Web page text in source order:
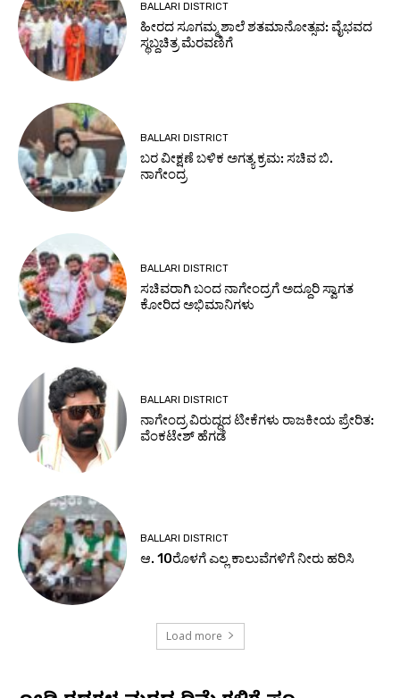
BALLARI DISTRICT
ಹೀರದ ಸೂಗಮ್ಮ ಶಾಲೆ ಶತಮಾನೋತ್ಸವ: ವೈಭವದ
ಸ್ಥಬ್ದಚಿತ್ರ ಮೆರವಣಿಗೆ
BALLARI DISTRICT
ಬರ ವೀಕ್ಷಣೆ ಬಳಿಕ ಅಗತ್ಯ ಕ್ರಮ: ಸಚಿವ ಬಿ.
ನಾಗೇಂದ್ರ
BALLARI DISTRICT
ಸಚಿವರಾಗಿ ಬಂದ ನಾಗೇಂದ್ರಗೆ ಅದ್ದೂರಿ ಸ್ವಾಗತ
ಕೋರಿದ ಅಭಿಮಾನಿಗಳು
BALLARI DISTRICT
ನಾಗೇಂದ್ರ ವಿರುದ್ಧದ ಟೀಕೆಗಳು ರಾಜಕೀಯ ಪ್ರೇರಿತ:
ವೆಂಕಟೇಶ್ ಹೆಗಡೆ
BALLARI DISTRICT
ಆ. 10ರೊಳಗೆ ಎಲ್ಲ ಕಾಲುವೆಗಳಿಗೆ ನೀರು ಹರಿಸಿ
Load more